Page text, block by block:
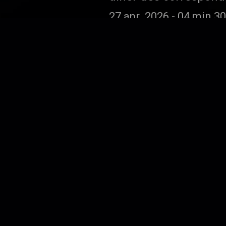
n’y a pas de victimes
27 apr. 2026 - 04 min